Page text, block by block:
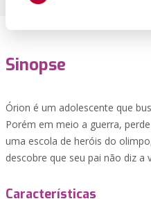
Sinopse
Órion é um adolescente que
Porém em meio a guerra,
uma escola de heróis do
descobre que seu pai não diz a
Características